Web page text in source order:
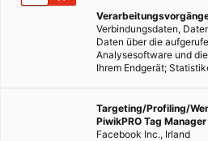
Verbindungsdaten,
Daten über die
Analysesoftware und
Ihrem Endgerät;
Targeting/Profiling/
PiwikPRO Tag Manager
Facebook Inc., Irland